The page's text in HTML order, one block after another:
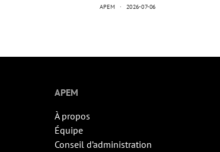
APEM 2026-07-06
APEM
À propos
Équipe
Conseil d’administration